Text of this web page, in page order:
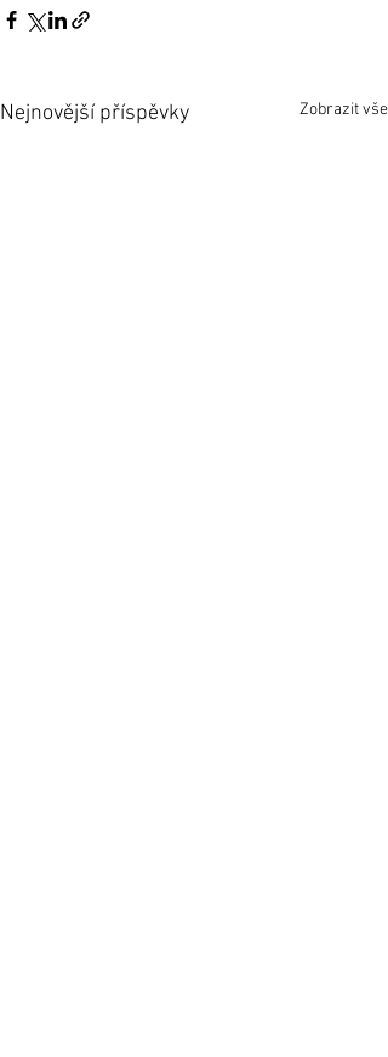
Nejnovější příspěvky Zobrazit vše